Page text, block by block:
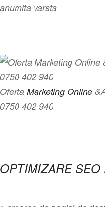
anumita varsta
Oferta Marketing Online
0750 402 940
OPTIMIZARE SEO